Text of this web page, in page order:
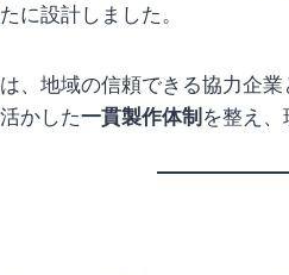
に設計しました。
、地域の信頼できる協力企業
かした一貫製作体制 を整え、